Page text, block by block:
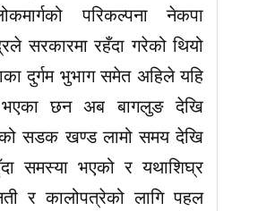
परिकल्पना नेकपा
सरकारमा रहँदा गरेको थियो
दुर्गम भुभाग समेत अहिले यहि
छन अब बागलुङ देखि
सडक खण्ड लामो समय देखि
समस्या भएको र यथाशिघ्र
र कालोपत्रेको लागि पहल